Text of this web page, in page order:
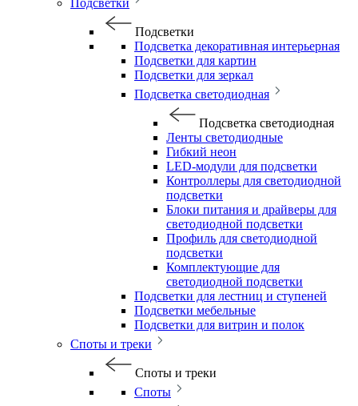
Подсветки
Подсветки
Подсветка декоративная интерьерная
Подсветки для картин
Подсветки для зеркал
Подсветка светодиодная
Подсветка светодиодная
Ленты светодиодные
Гибкий неон
LED-модули для подсветки
Контроллеры для светодиодной
подсветки
Блоки питания и драйверы для
светодиодной подсветки
Профиль для светодиодной
подсветки
Комплектующие для
светодиодной подсветки
Подсветки для лестниц и ступеней
Подсветки мебельные
Подсветки для витрин и полок
Споты и треки
Споты и треки
Споты